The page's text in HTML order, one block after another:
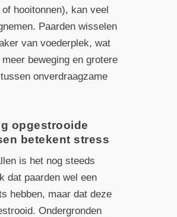
hooitonnen), kan veel
Paarden wisselen
van voederplek, wat
beweging en grotere
onverdraagzame
opgestrooide
betekent stress
is het nog steeds
dat paarden wel een
hebben, maar dat deze
Ondergronden